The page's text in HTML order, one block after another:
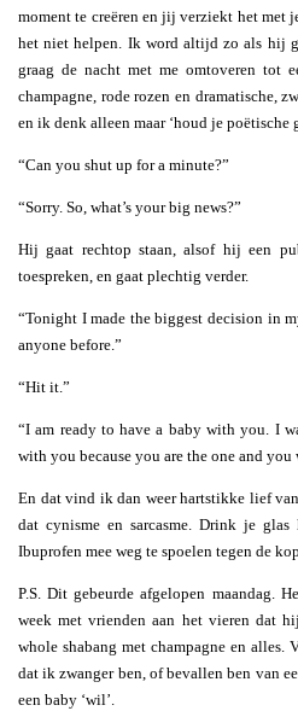
moment te creëren en jij verziekt het met
het niet helpen. Ik word altijd zo als hij
graag de nacht met me omtoveren tot
champagne, rode rozen en dramatische,
en ik denk alleen maar ‘houd je poëtische
“Can you shut up for a minute?”
“Sorry. So, what’s your big news?”
Hij gaat rechtop staan, alsof hij een
toespreken, en gaat plechtig verder.
“Tonight I made the biggest decision in
anyone before.”
“Hit it.”
“I am ready to have a baby with you. I
with you because you are the one and
En dat vind ik dan weer hartstikke lief
dat cynisme en sarcasme. Drink je
Ibuprofen mee weg te spoelen tegen de
P.S. Dit gebeurde afgelopen maandag.
week met vrienden aan het vieren dat
whole shabang met champagne en
dat ik zwanger ben, of bevallen ben van
een baby ‘wil’.